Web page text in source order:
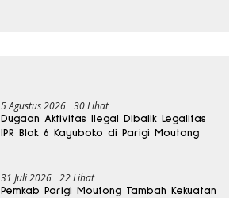
5 Agustus 2026 30 Lihat
Dugaan Aktivitas Ilegal Dibalik Legalitas
IPR Blok 6 Kayuboko di Parigi Moutong
31 Juli 2026 22 Lihat
Pemkab Parigi Moutong Tambah Kekuatan